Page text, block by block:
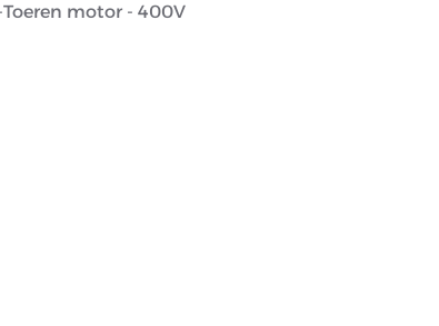
Toeren motor - 400V